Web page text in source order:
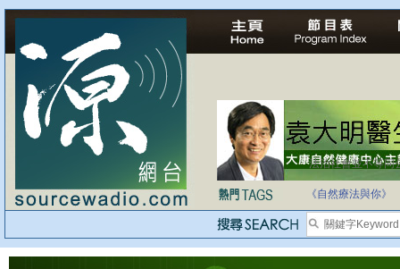
法治社會並不等同
自家教育合法化-
《自然療法與你》